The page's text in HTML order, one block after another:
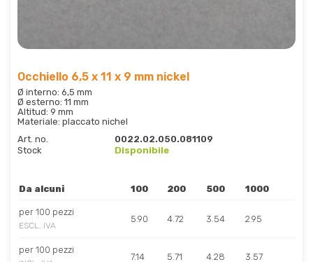
Occhiello 6,5 x 11 x 9 mm nickel
Ø interno: 6,5 mm
Ø esterno: 11 mm
Altitud: 9 mm
Materiale: placcato nichel
Art. no.
0022.02.050.081109
Stock
Disponibile
Da alcuni 100 200 500 1000
per 100 pezzi
ESCL. IVA
5.90 4.72 3.54 2.95
per 100 pezzi
7.14 5.71 4.28 3.57